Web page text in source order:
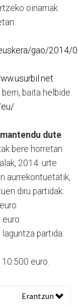
oinarriak
gao/2014/
baita helbide
eu/
dute
bere horretan
2014. urte
aurrekontuetatik,
diru partidak:
partida:
euro.
Erantzun